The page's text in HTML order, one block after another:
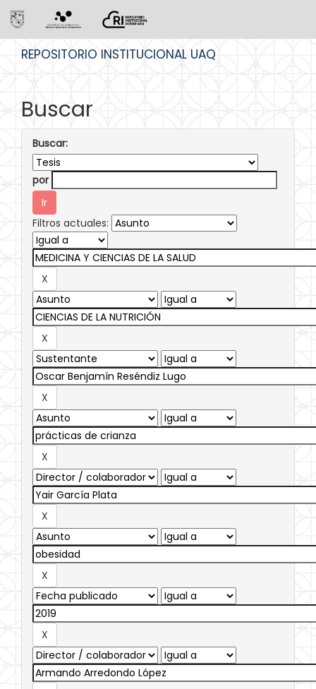
REPOSITORIO INSTITUCIONAL UAQ
Buscar
Buscar:
por
Filtros actuales: